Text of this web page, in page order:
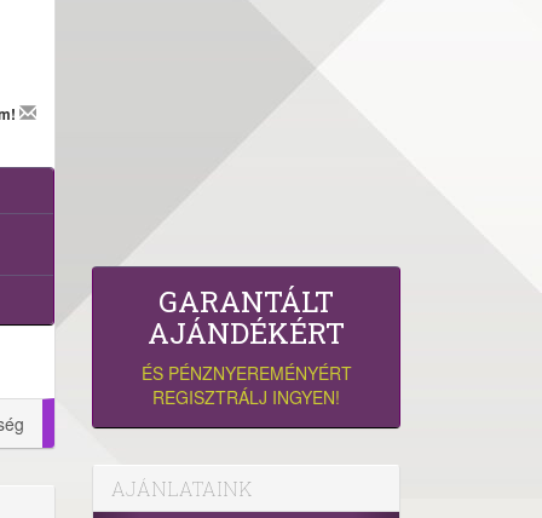
GARANTÁLT
AJÁNDÉKÉRT
ÉS PÉNZNYEREMÉNYÉRT
REGISZTRÁLJ INGYEN!
AJÁNLATAINK